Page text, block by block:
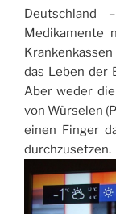
Deutschland
Medikamente
das Leben der
Aber weder
von Würselen
einen Finger
durchzusetzen.